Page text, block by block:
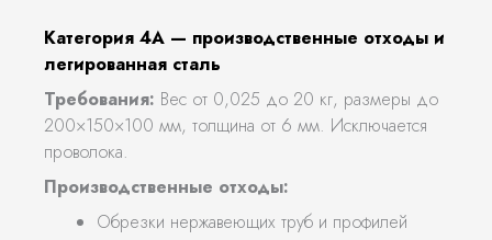
Категория 4А — производственные отходы и
легированная сталь
Требования: Вес от 0,025 до 20 кг, размеры до
200×150×100 мм, толщина от 6 мм. Исключается
проволока.
Производственные отходы:
Обрезки нержавеющих труб и профилей